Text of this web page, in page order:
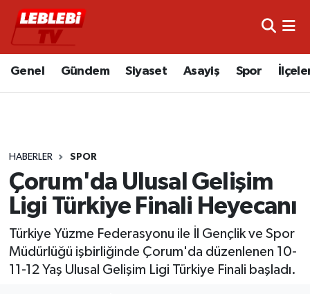
Genel Gündem Siyaset Asayiş Spor
HABERLER SPOR
Çorum'da Ulusal Gelişim
Ligi Türkiye Finali Heyecanı
Türkiye Yüzme Federasyonu ile İl Gençlik ve Spor
Müdürlüğü işbirliğinde Çorum'da düzenlenen 10-
11-12 Yaş Ulusal Gelişim Ligi Türkiye Finali başladı.
Hava Durumu
Süper Lig Puan Durumu ve Fikstür
Tüm Manşetler
Son Dakika Haberleri
Haber Arşivi